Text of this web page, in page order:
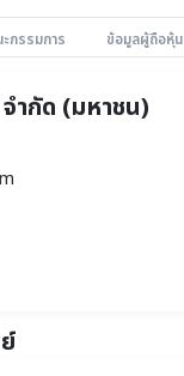
กรรมการ ข้อมูลผู้ถือหุ้น
ำกัด (มหาชน)